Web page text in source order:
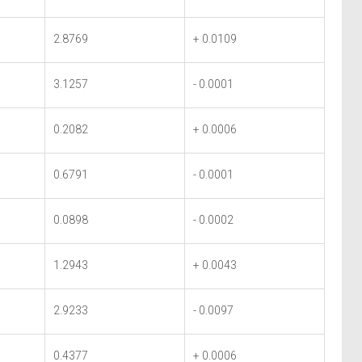
2.8769 + 0.0109
3.1257 - 0.0001
0.2082 + 0.0006
0.6791 - 0.0001
0.0898 - 0.0002
1.2943 + 0.0043
2.9233 - 0.0097
0.4377 + 0.0006